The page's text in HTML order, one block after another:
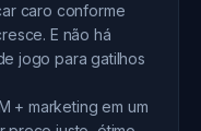
caro conforme
E não há
jogo para gatilhos
+ marketing em um